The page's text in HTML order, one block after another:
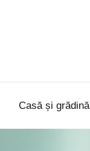
Casă și grădină